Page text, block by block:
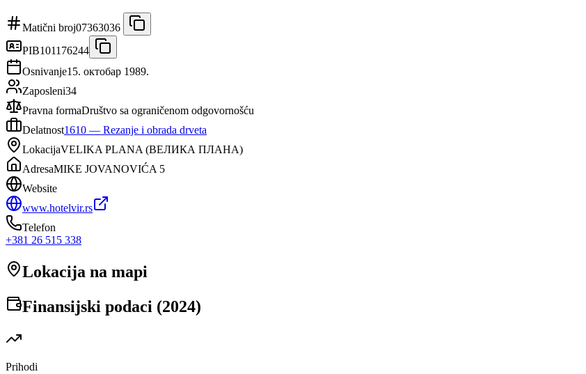
Matični broj07363036
PIB101176244
Osnivanje15. октобар 1989.
Zaposleni34
Pravna formaDruštvo sa ograničenom odgovornošću
Delatnost1610 — Rezanje i obrada drveta
LokacijaVELIKA PLANA (ВЕЛИКА ПЛАНА)
AdresaMIKE JOVANOVIĆA 5
Website
www.hotelvir.rs
Telefon
+381 26 515 338
Lokacija na mapi
Finansijski podaci (2024)
Prihodi